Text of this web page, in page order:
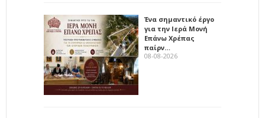
Ένα σημαντικό έργο
για την Ιερά Μονή
Επάνω Χρέπας
παίρν…
08-08-2026